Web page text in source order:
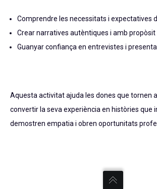
Comprendre les necessitats i expectatives
Crear narratives autèntiques i amb propòsit
Guanyar confiança en entrevistes i
Aquesta activitat ajuda les dones que tornen
convertir la seva experiència en històries que
demostren empatia i obren oportunitats